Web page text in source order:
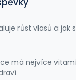
růst vlasů a jak
má nejvíce